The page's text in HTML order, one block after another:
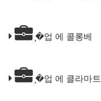
̧�업 에 콜롱베
̧�업 에 클라마트